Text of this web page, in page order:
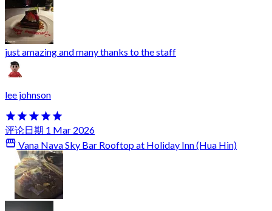
just amazing and many thanks to the staff
lee johnson
评论日期 1 Mar 2026
Vana Nava Sky Bar Rooftop at Holiday Inn (Hua Hin)